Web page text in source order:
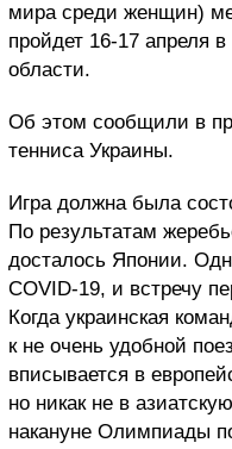
мира среди женщин)
пройдет 16-17 апреля
области.
Об этом сообщили в
тенниса Украины.
Игра должна была
По результатам
досталось Японии.
COVID-19, и встречу
Когда украинская
к не очень удобной
вписывается в
но никак не в
накануне Олимпиады